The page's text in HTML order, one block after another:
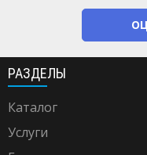
РАЗДЕЛЫ
Каталог
Услуги